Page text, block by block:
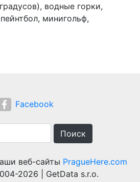
водные горки,
минигольф,
Facebook
Поиск
веб-сайты PragueHere.com
2026 | GetData s.r.o.